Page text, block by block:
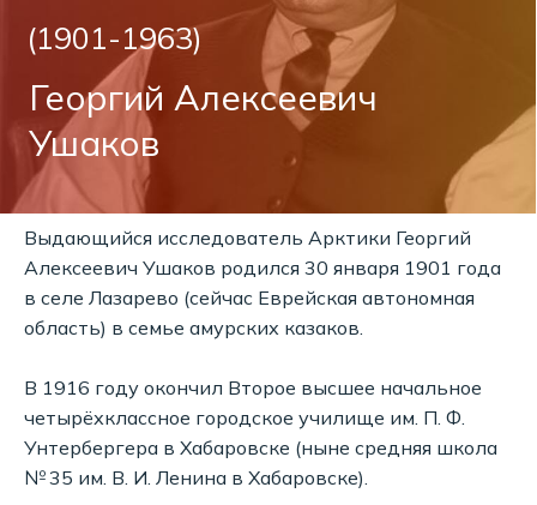
Выдающийся исследователь Арктики Георгий
Алексеевич Ушаков родился 30 января 1901 года
в селе Лазарево (сейчас Еврейская автономная
область) в семье амурских казаков.
В 1916 году окончил Второе высшее начальное
четырёхклассное городское училище им. П. Ф.
Унтербергера в Хабаровске (ныне средняя школа
№ 35 им. В. И. Ленина в Хабаровске).